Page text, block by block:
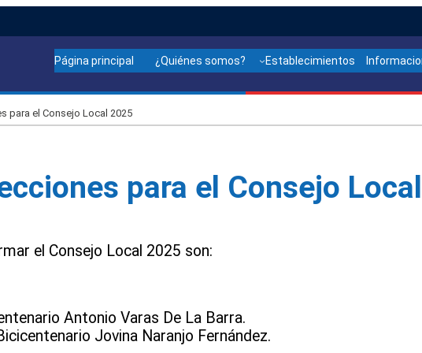
Página principal ¿Quiénes somos? Establecimientos
para el Consejo Local 2025
para el Consejo
el Consejo Local 2025 son:
Antonio Varas De La Barra.
Jovina Naranjo Fernández.